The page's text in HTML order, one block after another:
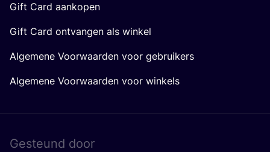
Gift Card aankopen
Gift Card ontvangen als winkel
Algemene Voorwaarden voor gebruikers
Algemene Voorwaarden voor winkels
Gesteund door